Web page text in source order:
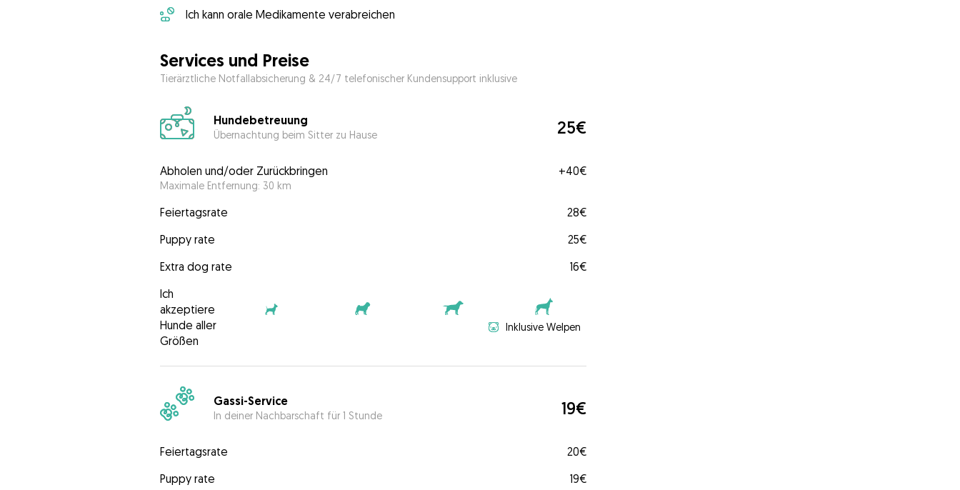
Ich kann orale Medikamente verabreichen
Services und Preise
Tierärztliche Notfallabsicherung & 24/7 telefonischer Kundensupport inklusive
Hundebetreuung
Übernachtung beim Sitter zu Hause 25€
Abholen und/oder Zurückbringen
Maximale Entfernung: 30 km
+40€
Feiertagsrate
28€
Puppy rate
25€
Extra dog rate
16€
Ich
akzeptiere
Hunde aller
Größen
Inklusive Welpen
Gassi-Service
In deiner Nachbarschaft für 1 Stunde 19€
Feiertagsrate
20€
Puppy rate
19€